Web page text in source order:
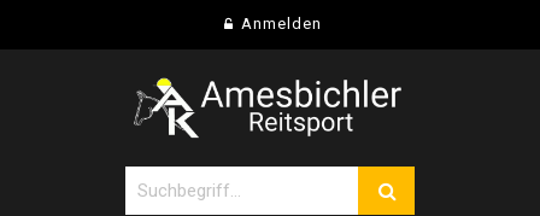
Anmelden